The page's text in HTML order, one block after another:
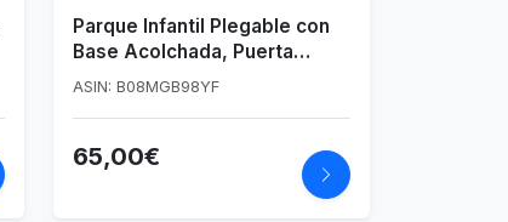
Parque Infantil Plegable con
Base Acolchada, Puerta
Frontal y Ruedas - Diseño
ASIN: B08MGB98YF
65,00€